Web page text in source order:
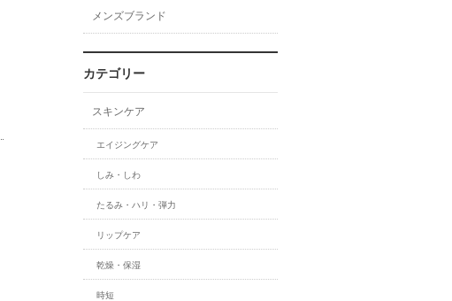
メンズブランド
カテゴリー
スキンケア
エイジングケア
しみ・しわ
たるみ・ハリ・弾力
リップケア
乾燥・保湿
時短